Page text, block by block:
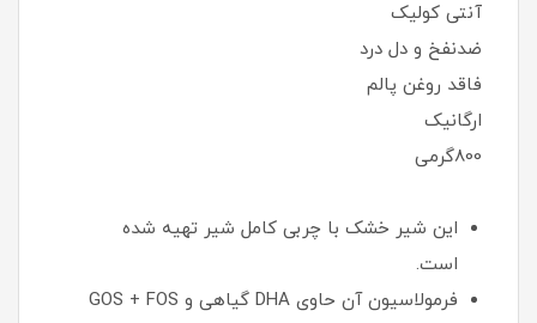
آنتی کولیک
ضدنفخ و دل درد
فاقد روغن پالم
ارگانیک
800گرمی
این شیر خشک با چربی کامل شیر تهیه شده
است.
فرمولاسیون آن حاوی DHA گیاهی و GOS + FOS